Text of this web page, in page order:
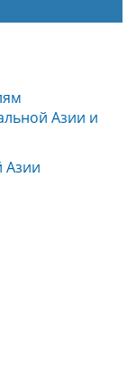
Азии и
Азии